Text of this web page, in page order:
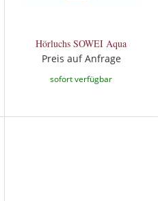
Hörluchs SOWEI Aqua
Preis auf Anfrage
sofort verfügbar